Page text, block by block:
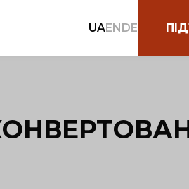
UAENDE